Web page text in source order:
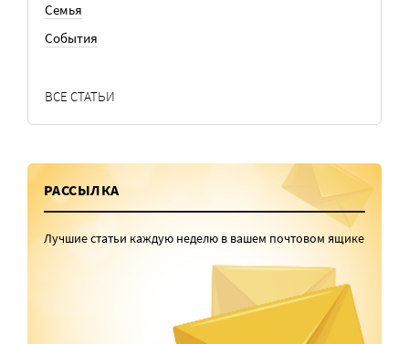
Семья
События
ВСЕ СТАТЬИ
РАССЫЛКА
Лучшие статьи каждую неделю в вашем почтовом ящике